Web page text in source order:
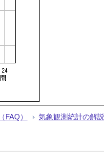
FAQ） 気象観測統計の解説